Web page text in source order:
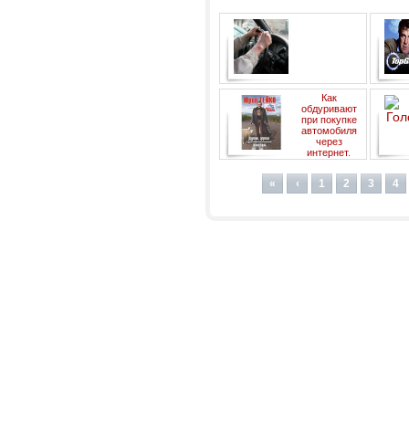
Рекомендации
автовладельцам от
специалиста юридической
компании "Юрист Авто"
Как
обдуривают
при покупке
автомобиля
через
интернет.
коррумпируются.
« ‹ 1 2 3 4